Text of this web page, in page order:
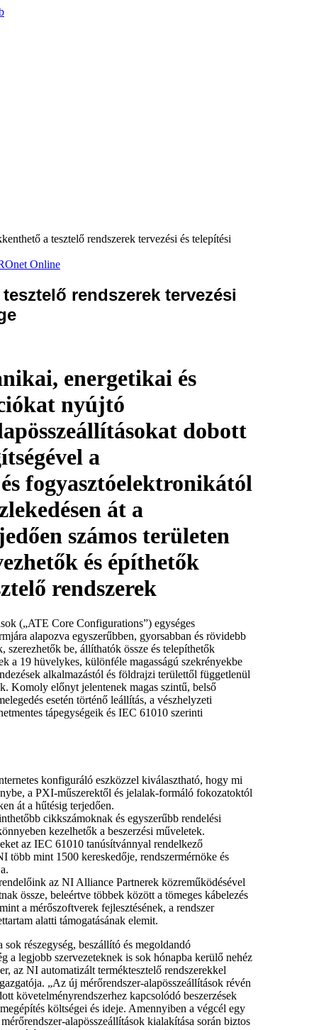
a tesztelő rendszerek tervezési és telepítési
Online
rendszerek tervezési
energetikai és
nyújtó
dobott
a
fogyasztóelektronikától
át a
számos területen
és építhetők
rendszerek
(„ATE Core Configurations”) egységes
alapozva egyszerűbben, gyorsabban és rövidebb
szerezhetők be, állíthatók össze és telepíthetők
a 19 hüvelykes, különféle magasságú szekrényekbe
alkalmazástól és földrajzi területtől függetlenül
Komoly előnyt jelentenek magas szintű, belső
esetén történő leállítás, a vészhelyzeti
tápegységeik és IEC 61010 szerinti
konfiguráló eszközzel kiválasztható, hogy mi
a PXI-műszerektől és jelalak-formáló fokozatoktól
át a hűtésig terjedően.
cikkszámoknak és egyszerűbb rendelési
kezelhetők a beszerzési műveletek.
az IEC 61010 tanúsítvánnyal rendelkező
több mint 1500 kereskedője, rendszermérnöke és
az NI Alliance Partnerek közreműködésével
össze, beleértve többek között a tömeges kábelezés
a mérőszoftverek fejlesztésének, a rendszer
alatti támogatásának elemit.
sok részegység, beszállító és megoldandó
a legjobb szervezeteknek is sok hónapba kerülő nehéz
az NI automatizált terméktesztelő rendszerekkel
„Az új mérőrendszer-alapösszeállítások révén
követelményrendszerhez kapcsolódó beszerzések
költségei és ideje. Amennyiben a végcél egy
alapösszeállítások kialakítása során biztos